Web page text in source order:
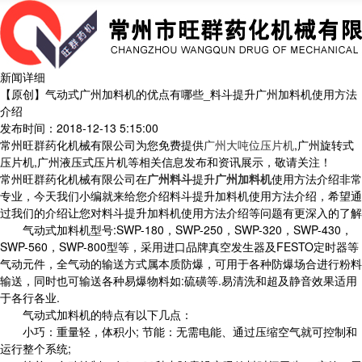
新闻详细
【原创】气动式广州加料机的优点有哪些_料斗提升广州加料机使用方法
介绍
发布时间：2018-12-13 5:15:00
常州旺群药化机械有限公司为您免费提供广州大吨位压片机,广州旋转式
压片机,广州液压式压片机等相关信息发布和资讯展示，敬请关注！
常州旺群药化机械有限公司在广州料斗提升广州加料机使用方法介绍非常
专业，今天我们小编就来给您介绍料斗提升加料机使用方法介绍，希望通
过我们的介绍让您对料斗提升加料机使用方法介绍等问题有更深入的了解
气动式加料机型号:SWP-180，SWP-250，SWP-320，SWP-430，
SWP-560，SWP-800型等，采用进口品牌真空发生器及FESTO定时器等
气动元件，全气动的输送方式属本质防爆，可用于各种防爆场合进行粉料
输送，同时也可输送各种易爆物料如:硫磺等.易清洗和超及静音效果适用
于各行各业.
气动式加料机的特点有以下几点：
小巧：重量轻，体积小; 节能：无需电能、通过压缩空气就可控制和
运行整个系统;